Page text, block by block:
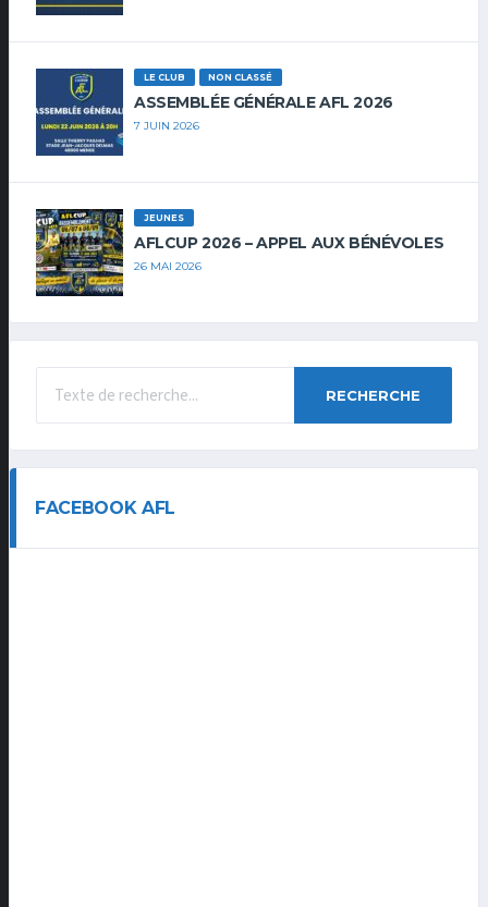
LE CLUB NON CLASSÉ
ASSEMBLÉE GÉNÉRALE AFL 2026
7 JUIN 2026
JEUNES
AFLCUP 2026 – APPEL AUX BÉNÉVOLES
26 MAI 2026
RECHERCHE
FACEBOOK AFL